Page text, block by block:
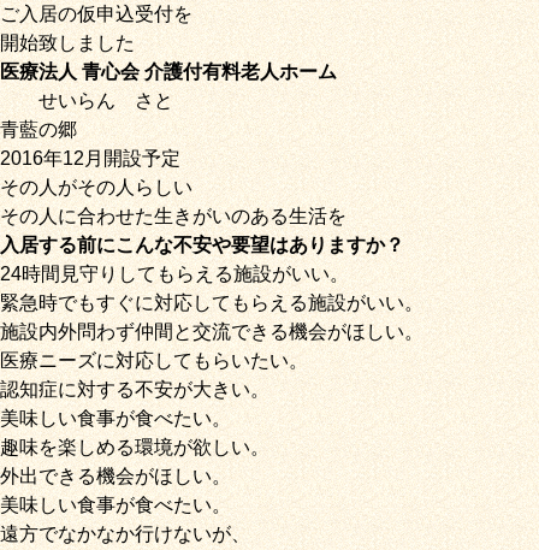
ご入居の仮申込受付を
開始致しました
医療法人 青心会 介護付有料老人ホーム
せいらんさと
青藍の郷
2016年12月開設予定
その人がその人らしい
その人に合わせた生きがいのある生活を
入居する前にこんな不安や要望はありますか？
24時間見守りしてもらえる施設がいい。
緊急時でもすぐに対応してもらえる施設がいい。
施設内外問わず仲間と交流できる機会がほしい。
医療ニーズに対応してもらいたい。
認知症に対する不安が大きい。
美味しい食事が食べたい。
趣味を楽しめる環境が欲しい。
外出できる機会がほしい。
美味しい食事が食べたい。
遠方でなかなか行けないが、